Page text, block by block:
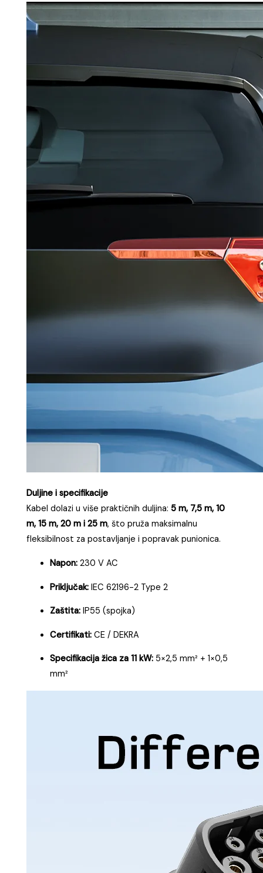
Duljine i specifikacije
Kabel dolazi u više praktičnih duljina: 5 m, 7,5 m, 10
m, 15 m, 20 m i 25 m, što pruža maksimalnu
fleksibilnost za postavljanje i popravak punionica.
Napon: 230 V AC
Priključak: IEC 62196-2 Type 2
Zaštita: IP55 (spojka)
Certifikati: CE / DEKRA
Specifikacija žica za 11 kW: 5×2,5 mm² + 1×0,5
mm²